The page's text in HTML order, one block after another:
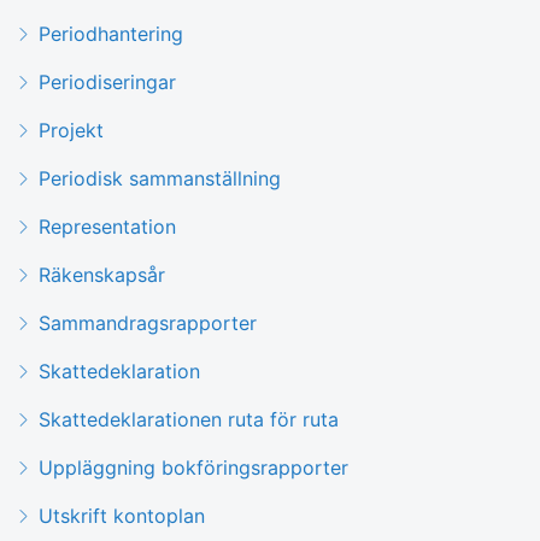
Periodhantering
Periodiseringar
Projekt
Periodisk sammanställning
Representation
Räkenskapsår
Sammandragsrapporter
Skattedeklaration
Skattedeklarationen ruta för ruta
Uppläggning bokföringsrapporter
Utskrift kontoplan